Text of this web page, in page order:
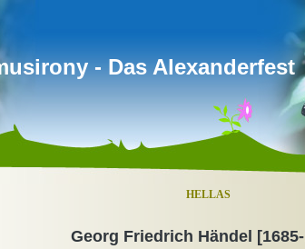
- Das Alexanderfest
HELLAS
Georg Friedrich Händel [1685-